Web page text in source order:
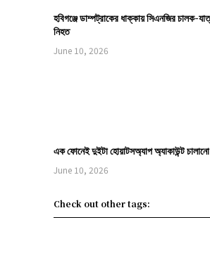
হবিগঞ্জে ডাম্পট্রাকের ধাক্কায় সিএনজির চালক-
নিহত
June 10, 2026
এক ফোনেই দুইটা হোয়াটসঅ্যাপ অ্যাকাউন্ট চালানো
June 10, 2026
Check out other tags: